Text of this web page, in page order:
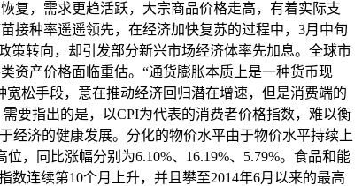
复，需求更趋活跃，大宗商品价格走高，有着实际支
接种率遥遥领先，在经济加快复苏的过程中，3月中旬
策转向，却引发部分新兴市场经济体率先加息。全球市
资产价格面临重估。“通货膨胀本质上是一种货币现
松手段，意在推动经济回归潜在增速，但是消费端的
要指出的是，以CPI为代表的消费者价格指数，难以衡
经济的健康发展。分化的物价水平由于物价水平持续上
，同比涨幅分别为6.10%、16.19%、5.79%。食品和能
连续第10个月上升，并且攀至2014年6月以来的最高